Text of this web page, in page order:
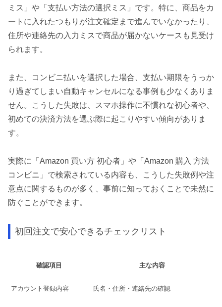
ミス」や「支払い方法の選択ミス」です。特に、商品をカ
ートに入れたつもりが注文確定まで進んでいなかったり、
住所や連絡先の入力ミスで商品が届かないケースも見受け
られます。
また、コンビニ払いを選択した場合、支払い期限をうっか
り過ぎてしまい自動キャンセルになる事例も少なくありま
せん。こうした失敗は、スマホ操作に不慣れな初心者や、
初めての決済方法を選ぶ際に起こりやすい傾向がありま
す。
実際に「Amazon 買い方 初心者」や「Amazon 購入 方法
コンビニ」で検索されている内容も、こうした失敗例や注
意点に関するものが多く、事前に知っておくことで未然に
防ぐことができます。
初回注文で安心できるチェックリスト
確認項目 主な内容
アカウント登録内容 氏名・住所・連絡先の確認